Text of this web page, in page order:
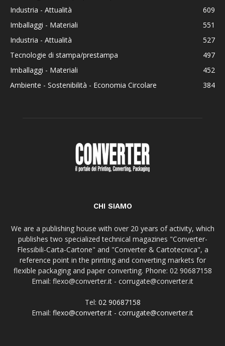
Industria - Attualità
609
Imballaggi - Materiali
551
Industria - Attualità
527
Tecnologie di stampa/prestampa
497
Imballaggi - Materiali
452
Ambiente - Sostenibilità - Economia Circolare
384
CHI SIAMO
We are a publishing house with over 20 years of activity, which
publishes two specialized technical magazines "Converter-
Flessibili-Carta-Cartone" and "Converter & Cartotecnica", a
reference point in the printing and converting markets for
flexible packaging and paper converting. Phone: 02 90687158
Email: flexo@converter.it - corrugate@converter.it
Tel: 02 90687158
Email: flexo@converter.it - corrugate@converter.it